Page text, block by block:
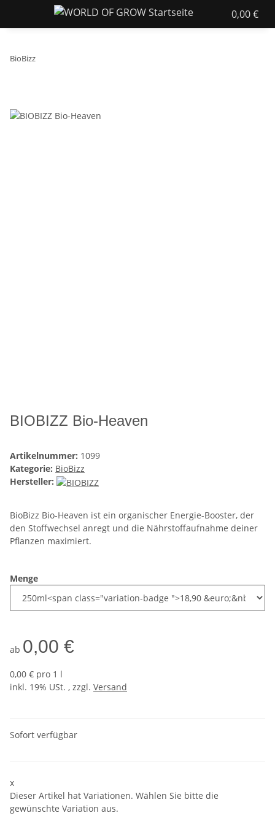
0,00 €
BioBizz
BIOBIZZ Bio-Heaven
Artikelnummer: 1099
Kategorie: BioBizz
Hersteller:
BioBizz Bio-Heaven ist ein organischer Energie-Booster, der
den Stoffwechsel anregt und die Nährstoffaufnahme deiner
Pflanzen maximiert.
Menge
ab 0,00 €
0,00 € pro 1 l
inkl. 19% USt. , zzgl. Versand
Sofort verfügbar
x
Dieser Artikel hat Variationen. Wählen Sie bitte die
gewünschte Variation aus.